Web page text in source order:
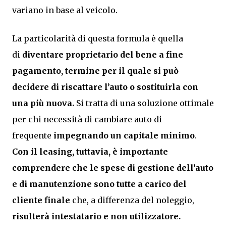
variano in base al veicolo.
La particolarità di questa formula è quella
di diventare proprietario del bene a fine
pagamento, termine per il quale si può
decidere di riscattare l’auto o sostituirla con
una più nuova. Si tratta di una soluzione ottimale
per chi necessità di cambiare auto di
frequente impegnando un capitale minimo.
Con il leasing, tuttavia, è importante
comprendere che le spese di gestione dell’auto
e di manutenzione sono tutte a carico del
cliente finale che, a differenza del noleggio,
risulterà intestatario e non utilizzatore.